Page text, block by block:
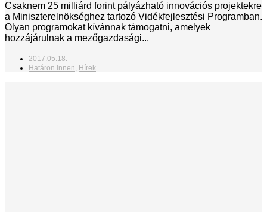
Csaknem 25 milliárd forint pályázható innovációs projektekre
a Miniszterelnökséghez tartozó Vidékfejlesztési Programban.
Olyan programokat kívánnak támogatni, amelyek
hozzájárulnak a mezőgazdasági...
2017.05.18.
Határon innen, Hírek